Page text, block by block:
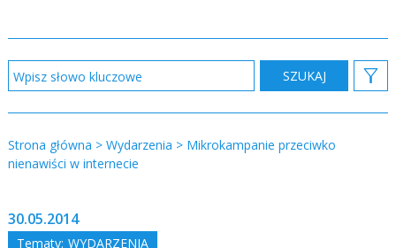
Strona główna > Wydarzenia > Mikrokampanie przeciwko
nienawiści w internecie
30.05.2014
Tematy: WYDARZENIA